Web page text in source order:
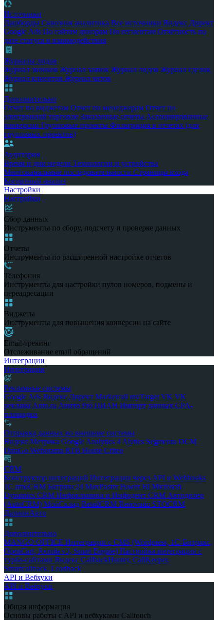
Источники
Дашборды Сквозная аналитика Все источники Яндекс Директ
Google Ads По сайтам донорам По сегментам Отчётность по
дате статуса и взаимодействия
Журналы лидов
Журнал звонков Журнал заявок Журнал лидов Журнал сделок
Журнал клиентов Журнал чатов
Дополнительно
Отчет по виджетам Отчет по менеджерам Отчет по
электронной торговле Заказанные отчеты Ассоциированные
конверсии Групповые проекты Фильтрация в отчетах (для
групповых проектов)
Аудитория
Время и дни недели Технологии и устройства
Многоканальные последовательности Страницы входа
Когортный анализ
Настройки
Настройки
Сбор данных
Инструменты по сбору, подсчету и проверке данных
Отчеты
Инструменты по расширенной настройке отчетов
Телефония
Инструменты для настройки пулов номеров, подмены и
переадресации
Виджеты
Инструменты для повышения конверсии на сайте
Email-трекинг
Отслеживание email обращений
Интеграции
Интеграции
Рекламные системы
Google Ads Яндекс.Директ Marketcall myTarget VK VK
реклама Auto.ru Авито Pro ЦИАН Импорт данных CPA-
площадки
Отправка данных во внешние системы
Яндекс.Метрика Google Analytics 4 Alytics Segmento DCM
DataGo Weborama RTB House Criteo
CRM
Конструктор интеграций Интеграции через API и Webhooks
1С amoCRM Битрикс24 MaxPosterPower BI Microsoft
Dynamics CRM Инфоклиника и Инфодент CRM Автодилер
(AutoCRM) МойСклад RetailCRM Renovatio STOCRM
ДалионАвто
Дополнительно
MANGO OFFICE Интеграции с CMS (Wordpress, 1С-Битрикс,
OpenCart, Joomla v3, Smart Engine) Настройка интеграции с
турбо-сайтами Яндекс CallbackHunter, CallKeeper,
Smartcallback, Leadback
API и Вебхуки
API и Вебхуки
Общая информация
Основы работы с API и вебхуками Calltouch